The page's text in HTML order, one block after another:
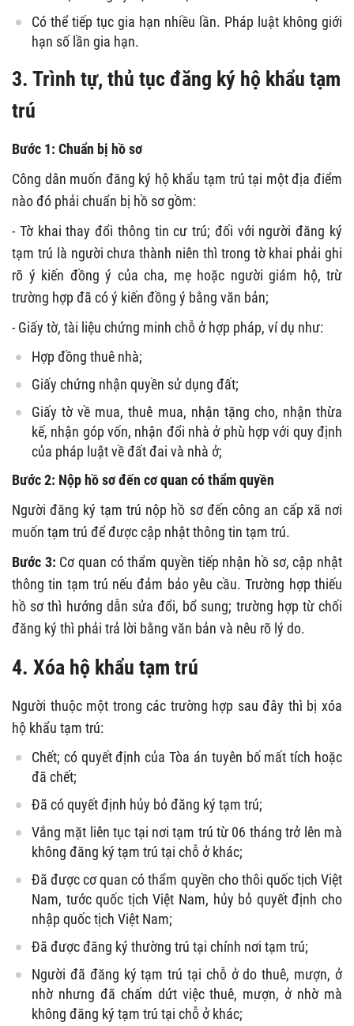
Có thể tiếp tục gia hạn nhiều lần. Pháp luật không giới
hạn số lần gia hạn.
3. Trình tự, thủ tục đăng ký hộ khẩu tạm
trú
Bước 1: Chuẩn bị hồ sơ
Công dân muốn đăng ký hộ khẩu tạm trú tại một địa điểm
nào đó phải chuẩn bị hồ sơ gồm:
- Tờ khai thay đổi thông tin cư trú; đối với người đăng ký
tạm trú là người chưa thành niên thì trong tờ khai phải ghi
rõ ý kiến đồng ý của cha, mẹ hoặc người giám hộ, trừ
trường hợp đã có ý kiến đồng ý bằng văn bản;
- Giấy tờ, tài liệu chứng minh chỗ ở hợp pháp, ví dụ như:
Hợp đồng thuê nhà;
Giấy chứng nhận quyền sử dụng đất;
Giấy tờ về mua, thuê mua, nhận tặng cho, nhận thừa
kế, nhận góp vốn, nhận đổi nhà ở phù hợp với quy định
của pháp luật về đất đai và nhà ở;
Bước 2: Nộp hồ sơ đến cơ quan có thẩm quyền
Người đăng ký tạm trú nộp hồ sơ đến công an cấp xã nơi
muốn tạm trú để được cập nhật thông tin tạm trú.
Bước 3: Cơ quan có thẩm quyền tiếp nhận hồ sơ, cập nhật
thông tin tạm trú nếu đảm bảo yêu cầu. Trường hợp thiếu
hồ sơ thì hướng dẫn sửa đổi, bổ sung; trường hợp từ chối
đăng ký thì phải trả lời bằng văn bản và nêu rõ lý do.
4. Xóa hộ khẩu tạm trú
Người thuộc một trong các trường hợp sau đây thì bị xóa
hộ khẩu tạm trú:
Chết; có quyết định của Tòa án tuyên bố mất tích hoặc
đã chết;
Đã có quyết định hủy bỏ đăng ký tạm trú;
Vắng mặt liên tục tại nơi tạm trú từ 06 tháng trở lên mà
không đăng ký tạm trú tại chỗ ở khác;
Đã được cơ quan có thẩm quyền cho thôi quốc tịch Việt
Nam, tước quốc tịch Việt Nam, hủy bỏ quyết định cho
nhập quốc tịch Việt Nam;
Đã được đăng ký thường trú tại chính nơi tạm trú;
Người đã đăng ký tạm trú tại chỗ ở do thuê, mượn, ở
nhờ nhưng đã chấm dứt việc thuê, mượn, ở nhờ mà
không đăng ký tạm trú tại chỗ ở khác;